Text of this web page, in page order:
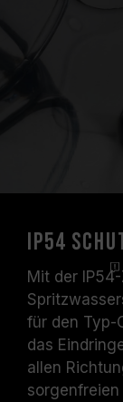
IP54
Mit der IP54
für den Typ-
das
allen